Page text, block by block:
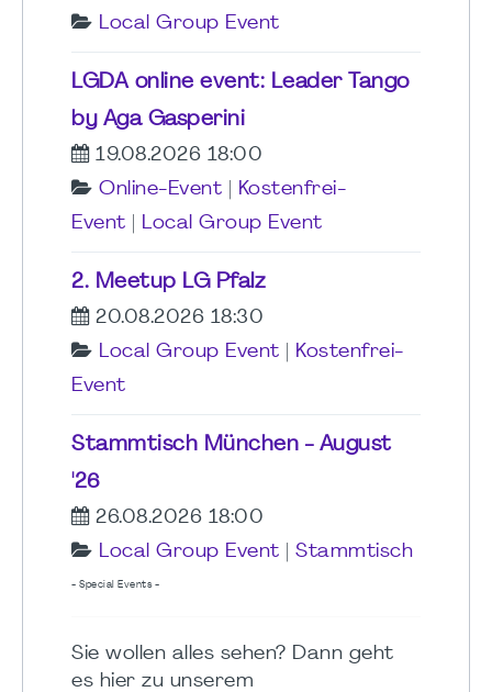
Local Group Event
LGDA online event: Leader Tango
by Aga Gasperini
19.08.2026 18:00
Online-Event
Kostenfrei-
Event
Local Group Event
2. Meetup LG Pfalz
20.08.2026 18:30
Local Group Event
Kostenfrei-
Event
Stammtisch München - August
'26
26.08.2026 18:00
Local Group Event
Stammtisch
- Special Events -
Sie wollen alles sehen? Dann geht
es hier zu unserem